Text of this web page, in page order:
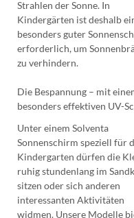
Strahlen der Sonne. In
Kindergärten ist deshalb
besonders guter
erforderlich, um
zu verhindern.
Die Bespannung – mit
besonders effektiven UV-
Unter einem Solventa
Sonnenschirm speziell für
Kindergarten dürfen die
ruhig stundenlang im
sitzen oder sich anderen
interessanten Aktivitäten
widmen. Unsere Modelle